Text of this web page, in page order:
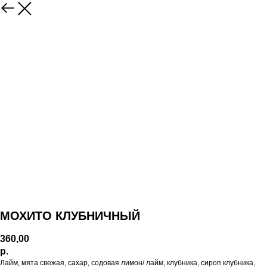
МОХИТО КЛУБНИЧНЫЙ
360,00
р.
Лайм, мята свежая, сахар, содовая лимон/ лайм, клубника, сироп клубника,